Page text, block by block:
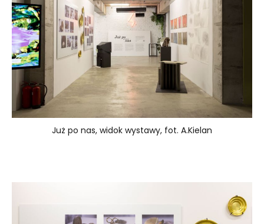
Już po nas, widok wystawy, fot. A.Kielan